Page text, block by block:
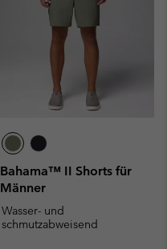
Bahama™ II Shorts für
Männer
Wasser- und
schmutzabweisend